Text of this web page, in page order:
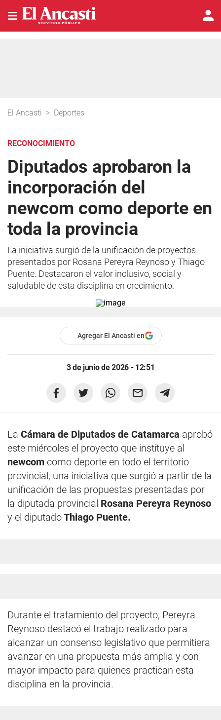
El Ancasti > Deportes
RECONOCIMIENTO
Diputados aprobaron la
incorporación del
newcom como deporte en
toda la provincia
La iniciativa surgió de la unificación de proyectos
presentados por Rosana Pereyra Reynoso y Thiago
Puente. Destacaron el valor inclusivo, social y
saludable de esta disciplina en crecimiento.
Agregar El Ancasti en
3 de junio de 2026 - 12:51
La Cámara de Diputados de Catamarca aprobó
este miércoles el proyecto que instituye al
newcom como deporte en todo el territorio
provincial, una iniciativa que surgió a partir de la
unificación de las propuestas presentadas por
la diputada provincial Rosana Pereyra Reynoso
y el diputadoThiago Puente.
Durante el tratamiento del proyecto, Pereyra
Reynoso destacó el trabajo realizado para
alcanzar un consenso legislativo que permitiera
avanzar en una propuesta más amplia y con
mayor impacto para quienes practican esta
disciplina en la provincia.